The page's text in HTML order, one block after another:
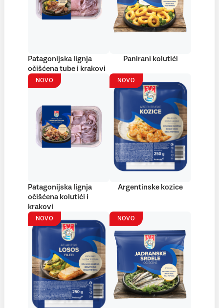
Patagonijska lignja
očišćena tube i krakovi
Panirani kolutići
NOVO
Patagonijska lignja
očišćena kolutići i
krakovi
NOVO
Argentinske kozice
NOVO NOVO